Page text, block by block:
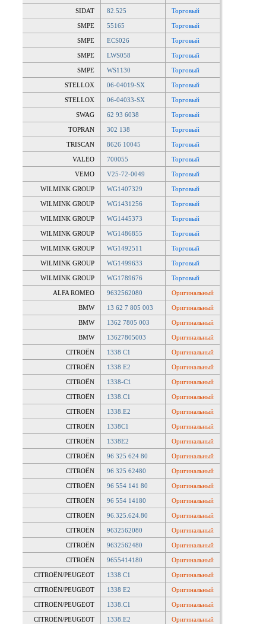
SIDAT 82.525 Торговый
SMPE 55165 Торговый
SMPE ECS026 Торговый
SMPE LWS058 Торговый
SMPE WS1130 Торговый
STELLOX 06-04019-SX Торговый
STELLOX 06-04033-SX Торговый
SWAG 62 93 6038 Торговый
TOPRAN 302 138 Торговый
TRISCAN 8626 10045 Торговый
VALEO 700055 Торговый
VEMO V25-72-0049 Торговый
WILMINK GROUP WG1407329 Торговый
WILMINK GROUP WG1431256 Торговый
WILMINK GROUP WG1445373 Торговый
WILMINK GROUP WG1486855 Торговый
WILMINK GROUP WG1492511 Торговый
WILMINK GROUP WG1499633 Торговый
WILMINK GROUP WG1789676 Торговый
ALFA ROMEO 9632562080 Оригинальный
BMW 13 62 7 805 003 Оригинальный
BMW 1362 7805 003 Оригинальный
BMW 13627805003 Оригинальный
CITROËN 1338 C1 Оригинальный
CITROËN 1338 E2 Оригинальный
CITROËN 1338-C1 Оригинальный
CITROËN 1338.C1 Оригинальный
CITROËN 1338.E2 Оригинальный
CITROËN 1338C1 Оригинальный
CITROËN 1338E2 Оригинальный
CITROËN 96 325 624 80 Оригинальный
CITROËN 96 325 62480 Оригинальный
CITROËN 96 554 141 80 Оригинальный
CITROËN 96 554 14180 Оригинальный
CITROËN 96.325.624.80 Оригинальный
CITROËN 9632562080 Оригинальный
CITROËN 9632562480 Оригинальный
CITROËN 9655414180 Оригинальный
CITROËN/PEUGEOT 1338 C1 Оригинальный
CITROËN/PEUGEOT 1338 E2 Оригинальный
CITROËN/PEUGEOT 1338.C1 Оригинальный
CITROËN/PEUGEOT 1338.E2 Оригинальный